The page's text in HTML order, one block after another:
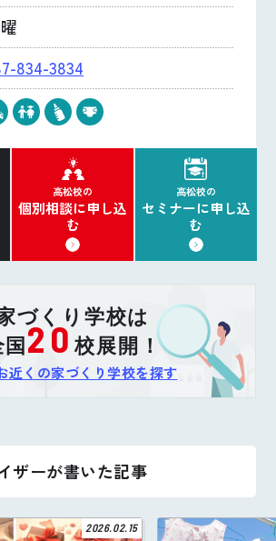
834-3834
高松校の
個別相談に申し込
む
高松校の
セミナーに申し込
む
づくり学校は
20校展開！
近くの家づくり学校を探す
ザーが書いた記事
2026.02.15